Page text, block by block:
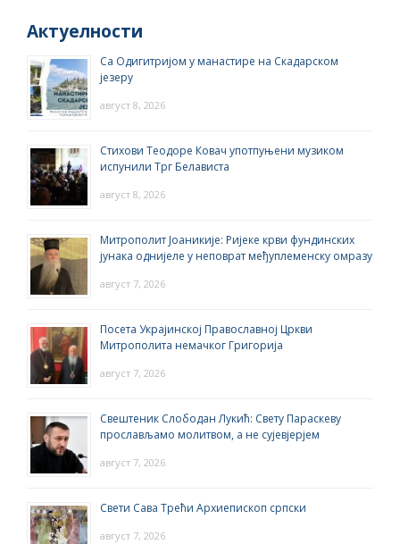
Актуелности
Са Одигитријом у манастире на Скадарском
језеру
август 8, 2026
Стихови Теодоре Ковач употпуњени музиком
испунили Трг Белависта
август 8, 2026
Митрополит Јоаникије: Ријеке крви фундинских
јунака однијеле у неповрат међуплеменску омразу
август 7, 2026
Посета Украјинској Православној Цркви
Митрополита немачког Григорија
август 7, 2026
Свештеник Слободан Лукић: Свету Параскеву
прослављамо молитвом, а не сујевјерјем
август 7, 2026
Свети Сава Трећи Архиепископ српски
август 7, 2026